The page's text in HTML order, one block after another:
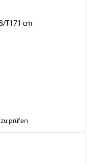
T171 cm
prüfen